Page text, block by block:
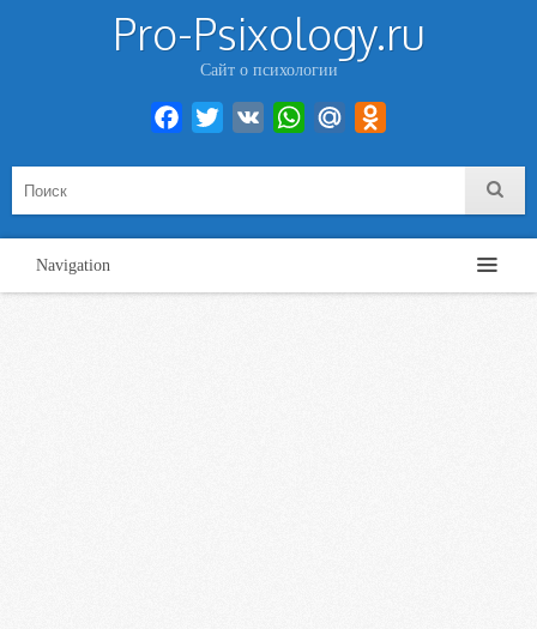
Pro-Psixology.ru
Сайт о психологии
Facebook
Twitter VK WhatsAppMail.Ru
Navigation